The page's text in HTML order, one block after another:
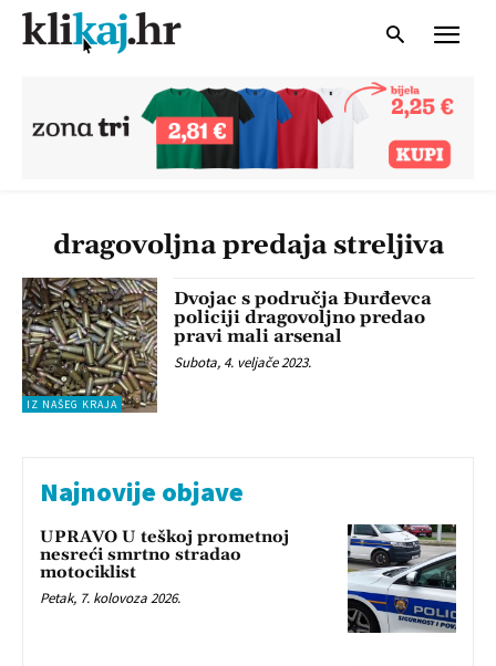
dragovoljna predaja streljiva
IZ NAŠEG KRAJA
Dvojac s područja Đurđevca
policiji dragovoljno predao
pravi mali arsenal
Subota, 4. veljače 2023.
Najnovije objave
UPRAVO U teškoj prometnoj
nesreći smrtno stradao
motociklist
Petak, 7. kolovoza 2026.